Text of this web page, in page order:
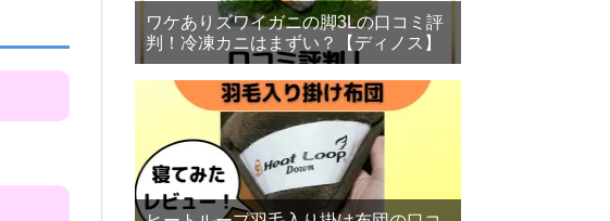
ワケありズワイガニの脚3Lの口コミ評
判！冷凍カニはまずい？【ディノス】